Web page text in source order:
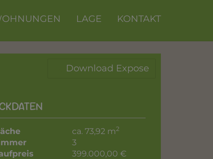
LAGE KONTAKT
Download Expose
ca. 73,92 m2
3
399.000,00 €